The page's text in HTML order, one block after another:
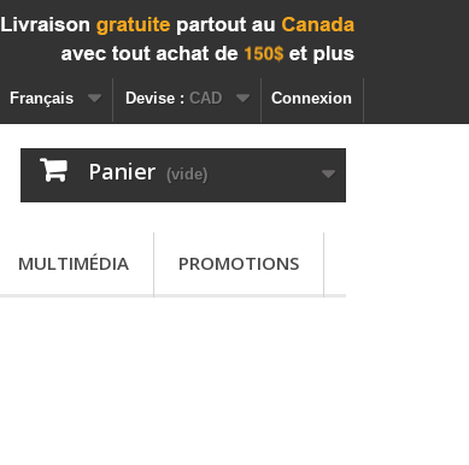
Connexion
Devise : CAD
Français
Panier (vide)
MULTIMÉDIA PROMOTIONS